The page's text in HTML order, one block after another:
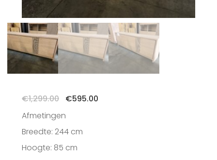
€1,299.00
Oorspronkelijke
was:
€1,299.00.
€595.00
Afmetingen
Breedte: 244 cm
Hoogte: 85 cm